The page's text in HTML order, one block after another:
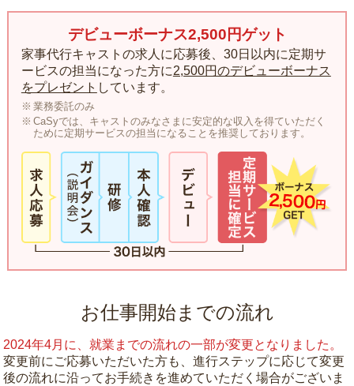
デビューボーナス2,500円ゲット
家事代行キャストの求人に応募後、30日以内に定期サ
ービスの担当になった方に2,500円のデビューボーナス
をプレゼント しています。
業務委託のみ
CaSyでは、キャストのみなさまに安定的な収入を得ていただく
ために定期サービスの担当になることを推奨しております。
お仕事開始までの流れ
2024年4月に、就業までの流れの一部が変更となりました。
変更前にご応募いただいた方も、進行ステップに応じて変更
後の流れに沿ってお手続きを進めていただく場合がございま